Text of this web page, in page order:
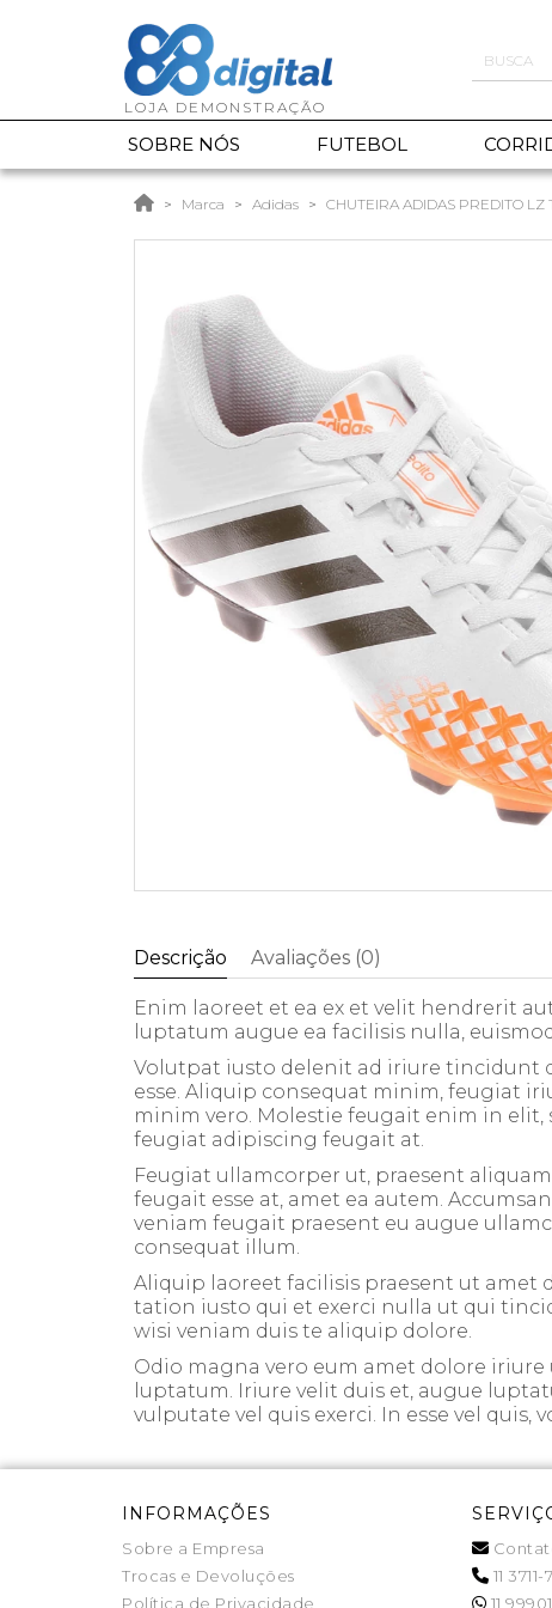
SOBRE NÓS FUTEBOL
Marca Adidas CHUTEIRA ADIDAS PREDITO LZ
Descrição Avaliações (0)
Enim laoreet et ea ex et velit hendrerit
luptatum augue ea facilisis nulla,
Volutpat iusto delenit ad iriure tincidunt
esse. Aliquip consequat minim, feugiat
minim vero. Molestie feugait enim in
feugiat adipiscing feugait at.
Feugiat ullamcorper ut, praesent
feugait esse at, amet ea autem.
veniam feugait praesent eu augue
consequat illum.
Aliquip laoreet facilisis praesent ut amet
tation iusto qui et exerci nulla ut qui
wisi veniam duis te aliquip dolore.
Odio magna vero eum amet dolore
luptatum. Iriure velit duis et, augue
vulputate vel quis exerci. In esse vel
INFORMAÇÕES
Sobre a Empresa
Trocas e Devoluções
Política de Privacidade
11 3711-
11